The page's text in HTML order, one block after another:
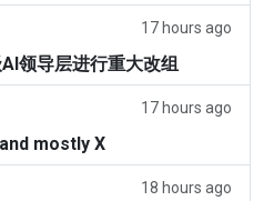
17 hours ago
领导层进行重大改组
17 hours ago
mostly X
18 hours ago